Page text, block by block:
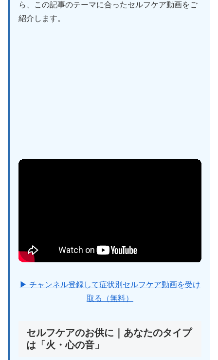
ら、この記事のテーマに合ったセルフケア動画をご
紹介します。
▶ チャンネル登録して症状別セルフケア動画を受け
取る（無料）
セルフケアのお供に｜あなたのタイプ
は「火・心の音」